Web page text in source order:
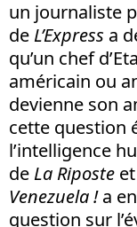
un journaliste
de L’Express a
qu’un chef
américain ou
devienne son
cette question
l’intelligence
de La Riposte
Venezuela !a
question sur